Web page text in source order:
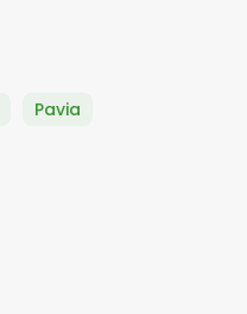
Pavia